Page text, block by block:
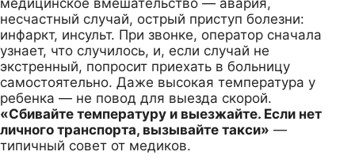
медицинское вмешательство — авария,
несчастный случай, острый приступ болезни:
инфаркт, инсульт. При звонке, оператор сначала
узнает, что случилось, и, если случай не
экстренный, попросит приехать в больницу
самостоятельно. Даже высокая температура у
ребенка — не повод для выезда скорой.
«Сбивайте температуру и выезжайте. Если нет
личного транспорта, вызывайте такси» —
типичный совет от медиков.